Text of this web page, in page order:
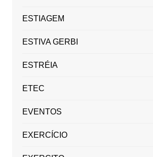
ESTIAGEM
ESTIVA GERBI
ESTRÉIA
ETEC
EVENTOS
EXERCÍCIO